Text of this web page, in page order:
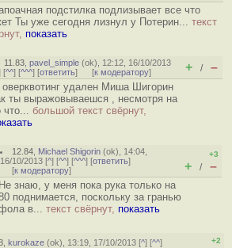
подстилка подлизывает все что
Ты уже сегодня лизнул у Потерин... текст
показать
11.83 ,pavel_simple (ok), 12:12, 16/10/2013
[^^] [^^^] [ответить] [к модератору] + / –
оверквотинг удален Миша Шигорин
ты выражовываешся , несмотря на
что... большой текст свёрнут,
12.84 Michael Shigorin (ok), 14:04,
16/10/2013 [^] [^^] [^^^] [ответить]
[к модератору]
+3
+ / –
Не знаю, у меня пока рука только на
поднимается, поскольку за гранью
в... текст свёрнут, показать
,kurokaze (ok), 13:19, 17/10/2013 [^] [^^]
+2